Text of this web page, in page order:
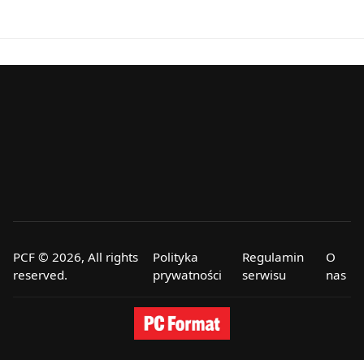
PCF © 2026, All rights
reserved.
Polityka
prywatności
Regulamin
serwisu
O
nas